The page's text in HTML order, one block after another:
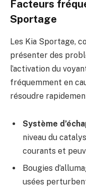
Facteurs
Sportage
Les Kia Sportage,
présenter des
l’activation du
fréquemment en
résoudre
Système
niveau du
courants et
Bougies
usées